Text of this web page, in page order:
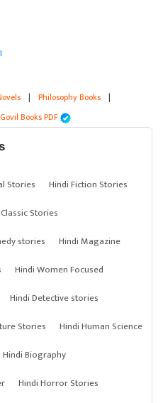
| Philosophy Books |
Books PDF
Stories
Hindi Fiction Stories
Stories
stories
Hindi Magazine
Hindi Women Focused
Hindi Detective stories
Stories
Hindi Human Science
Hindi Biography
Hindi Horror Stories